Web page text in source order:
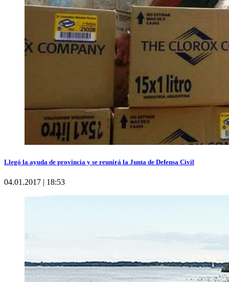
Llegó la ayuda de provincia y se reunirá la Junta de Defensa Civil
04.01.2017 | 18:53